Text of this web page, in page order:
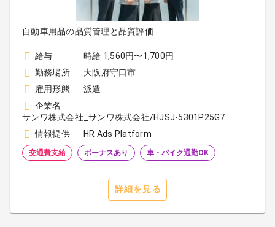
自動車用品の品質管理と品質評価
給与
時給 1,560円〜1,700円
勤務場所
大阪府守口市
雇用形態
派遣
企業名
サンワ株式会社_サンワ株式会社/HJSJ-5301P25G7
情報提供
HR Ads Platform
交通費支給 ボーナスあり 車・バイク通勤OK
詳細を見る